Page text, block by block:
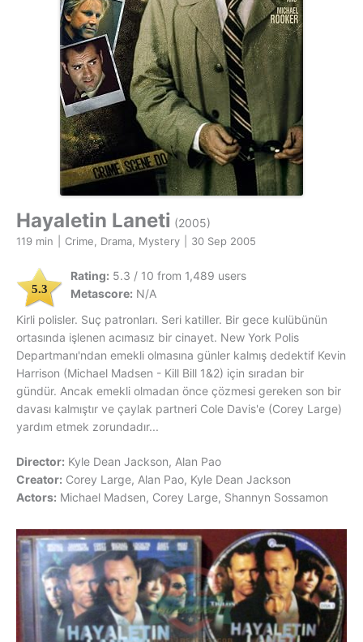
Hayaletin Laneti (2005)
119 min Crime, Drama, Mystery 30 Sep 2005
5.3
Rating: 5.3 / 10 from 1,489 users
Metascore: N/A
Kirli polisler. Suç patronları. Seri katiller. Bir gece kulübünün
ortasında işlenen acımasız bir cinayet. New York Polis
Departmanı'ndan emekli olmasına günler kalmış dedektif Kevin
Harrison (Michael Madsen - Kill Bill 1&2) için sıradan bir
gündür. Ancak emekli olmadan önce çözmesi gereken son bir
davası kalmıştır ve çaylak partneri Cole Davis'e (Corey Large)
yardım etmek zorundadır...
Director: Kyle Dean Jackson, Alan Pao
Creator: Corey Large, Alan Pao, Kyle Dean Jackson
Actors: Michael Madsen, Corey Large, Shannyn Sossamon